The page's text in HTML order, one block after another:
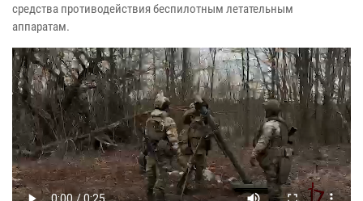
средства противодействия беспилотным летательным
аппаратам.